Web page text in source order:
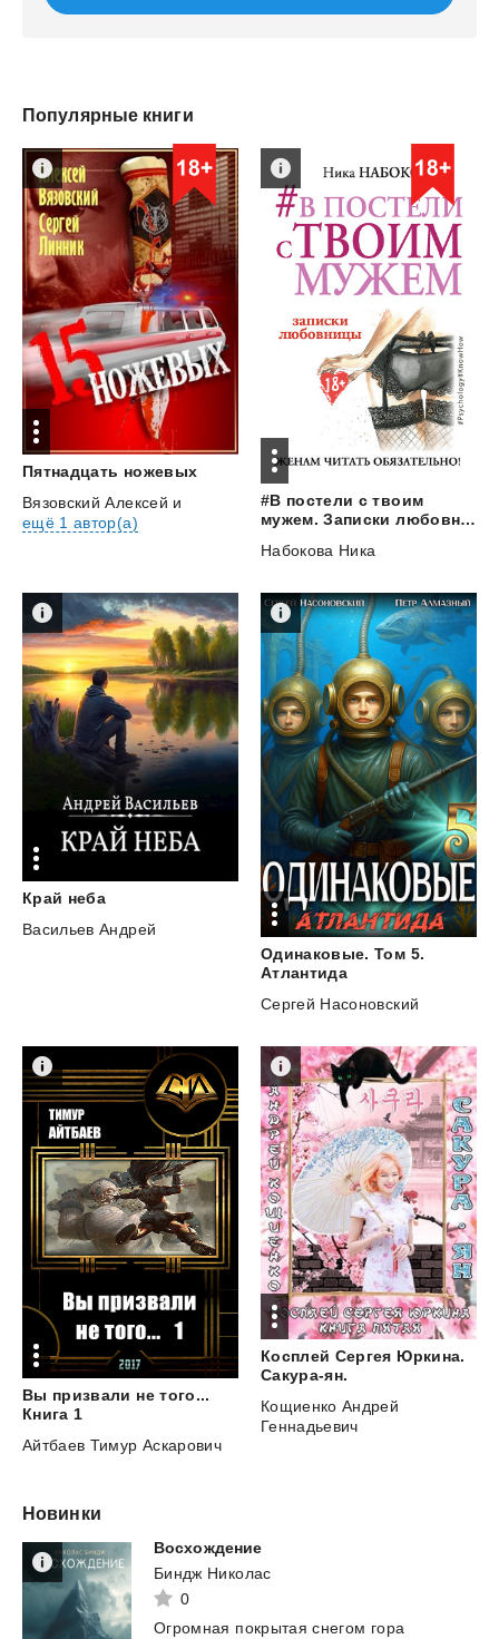
Популярные книги
Пятнадцать ножевых
Вязовский Алексей и
ещё 1 автор(а)
#В постели с твоим
мужем. Записки любовницы. Женам читать обязательно!
Набокова Ника
Край неба
Васильев Андрей
Одинаковые. Том 5.
Атлантида
Сергей Насоновский
Вы призвали не того...
Книга 1
Айтбаев Тимур Аскарович
Косплей Сергея Юркина.
Сакура-ян.
Кощиенко Андрей
Геннадьевич
Новинки
Восхождение
Биндж Николас
0
Огромная покрытая снегом гора